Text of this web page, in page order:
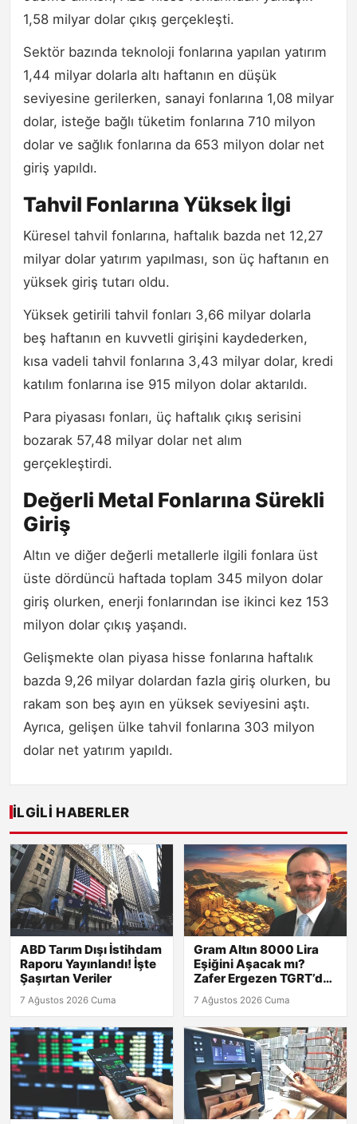
1,58 milyar dolar çıkış gerçekleşti.
Sektör bazında teknoloji fonlarına yapılan yatırım
1,44 milyar dolarla altı haftanın en düşük
seviyesine gerilerken, sanayi fonlarına 1,08 milyar
dolar, isteğe bağlı tüketim fonlarına 710 milyon
dolar ve sağlık fonlarına da 653 milyon dolar net
giriş yapıldı.
Tahvil Fonlarına Yüksek İlgi
Küresel tahvil fonlarına, haftalık bazda net 12,27
milyar dolar yatırım yapılması, son üç haftanın en
yüksek giriş tutarı oldu.
Yüksek getirili tahvil fonları 3,66 milyar dolarla
beş haftanın en kuvvetli girişini kaydederken,
kısa vadeli tahvil fonlarına 3,43 milyar dolar, kredi
katılım fonlarına ise 915 milyon dolar aktarıldı.
Para piyasası fonları, üç haftalık çıkış serisini
bozarak 57,48 milyar dolar net alım
gerçekleştirdi.
Değerli Metal Fonlarına Sürekli
Giriş
Altın ve diğer değerli metallerle ilgili fonlara üst
üste dördüncü haftada toplam 345 milyon dolar
giriş olurken, enerji fonlarından ise ikinci kez 153
milyon dolar çıkış yaşandı.
Gelişmekte olan piyasa hisse fonlarına haftalık
bazda 9,26 milyar dolardan fazla giriş olurken, bu
rakam son beş ayın en yüksek seviyesini aştı.
Ayrıca, gelişen ülke tahvil fonlarına 303 milyon
dolar net yatırım yapıldı.
İLGILI HABERLER
ABD Tarım Dışı İstihdam
Raporu Yayınlandı! İşte
Şaşırtan Veriler
7 Ağustos 2026 Cuma
Gram Altın 8000 Lira
Eşiğini Aşacak mı?
Zafer Ergezen TGRT’de
Yanıtlıyor!
7 Ağustos 2026 Cuma